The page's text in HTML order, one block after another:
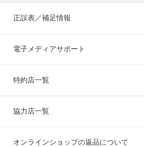
正誤表／補足情報
電子メディアサポート
特約店一覧
協力店一覧
オンラインショップの返品について